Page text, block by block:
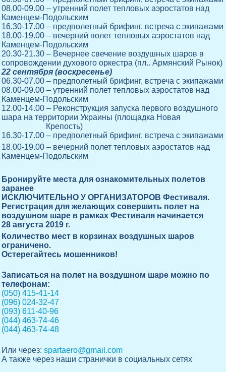
08.00-09.00 – утренний полет тепловых аэростатов над
Каменцем-Подольским
16.30-17.00 – предполетный брифинг, встреча с экипажами
18.00-19.00 – вечерний полет тепловых аэростатов над
Каменцем-Подольским
20.30-21.30 – Вечернее свечение воздушных шаров в
сопровождении духового оркестра (пл.. Армянский Рынок)
22 сентября (воскресенье)
06.30-07.00 – предполетный брифинг, встреча с экипажами
08.00-09.00 – утренний полет тепловых аэростатов над
Каменцем-Подольским
12.00-14.00 – Реконструкция запуска первого воздушного
шара на территории Украины (площадка Новая
Крепость)
16.30-17.00 – предполетный брифинг, встреча с экипажами
18.00-19.00 – вечерний полет тепловых аэростатов над
Каменцем-Подольским
Бронируйте места для ознакомительных полетов
заранее
ИСКЛЮЧИТЕЛЬНО У ОРГАНИЗАТОРОВ Фестиваля.
Регистрация для желающих совершить полет на
воздушном шаре в рамках Фестиваля начинается
28 августа 2019 г.
Количество мест в корзинах воздушных шаров
ограничено.
Остерегайтесь мошенников!
Записаться на полет на воздушном шаре можно по
телефонам:
(050) 415-41-14
(096) 024-32-47
(093) 611-40-96
(044) 463-74-46
(044) 463-74-48
Или через: spartaero@gmail.com
А также через наши странички в социальных сетях